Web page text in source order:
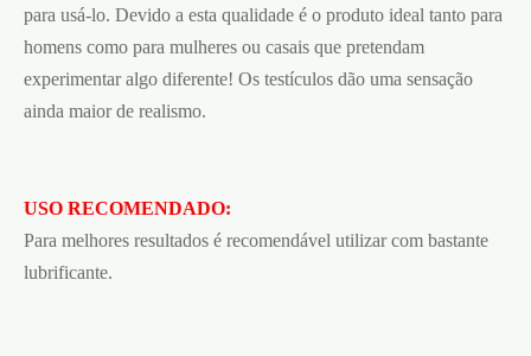
para usá-lo. Devido a esta qualidade é o produto ideal tanto para
homens como para mulheres ou casais que pretendam
experimentar algo diferente! Os testículos dão uma sensação
ainda maior de realismo.
USO RECOMENDADO:
Para melhores resultados é recomendável utilizar com bastante
lubrificante.